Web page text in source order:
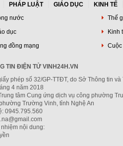
PHÁP LUẬT GIÁO DỤC KINH TẾ
nước Thế
dục Kinh
đồng mạng Cuộc
TIN ĐIỆN TỬ VINH24H.VN
phép số 32/GP-TTĐT, do Sở Thông tin
4 năm 2018
tâm Cung ứng dịch vụ công phường
Trường Vinh, tỉnh Nghệ An
0945.795.560
nội dung: